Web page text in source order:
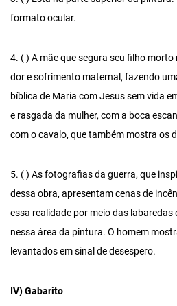
formato ocular.
4. ( ) A mãe que segura seu filho
dor e sofrimento maternal, fazendo
bíblica de Maria com Jesus sem vida
e rasgada da mulher, com a boca
com o cavalo, que também mostra os
5. ( ) As fotografias da guerra, que
dessa obra, apresentam cenas de
essa realidade por meio das labaredas
nessa área da pintura. O homem
levantados em sinal de desespero.
IV) Gabarito